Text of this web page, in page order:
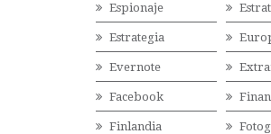
Espionaje
Estrategia
Evernote
Facebook
Finlandia